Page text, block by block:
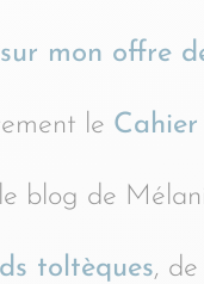
sur mon offre
le Cahier
blog de
toltèques,